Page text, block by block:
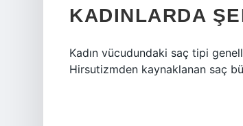
KADINLARDA
Kadın vücudundaki saç tipi
Hirsutizmden kaynaklanan saç